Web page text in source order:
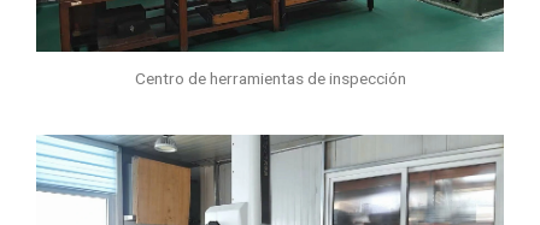
Centro de herramientas de inspección